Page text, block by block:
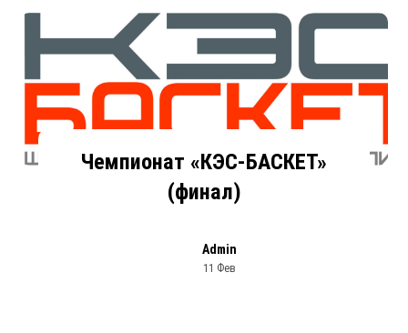
Чемпионат «КЭС-БАСКЕТ»
(финал)
Admin
11 Фев